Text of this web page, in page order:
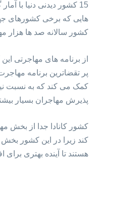
هایی که برخی کشورهای
کشور سالانه صد ها هزار
از برنامه های مهاجرتی
کمک می کند که به نسبت
پذیرش مهاجران بسیار
کشور کانادا جدا از بخش
کند زیرا در این کشور
هستند تا آینده بهتری برای